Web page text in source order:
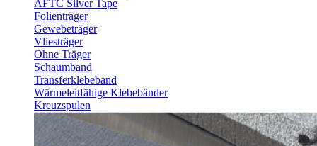
AFTC Silver Tape
Folienträger
Gewebeträger
Vliesträger
Ohne Träger
Schaumband
Transferklebeband
Wärmeleitfähige Klebebänder
Kreuzspulen